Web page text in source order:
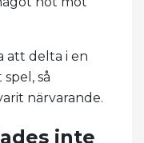
att delta i en
så
närvarande.
inte